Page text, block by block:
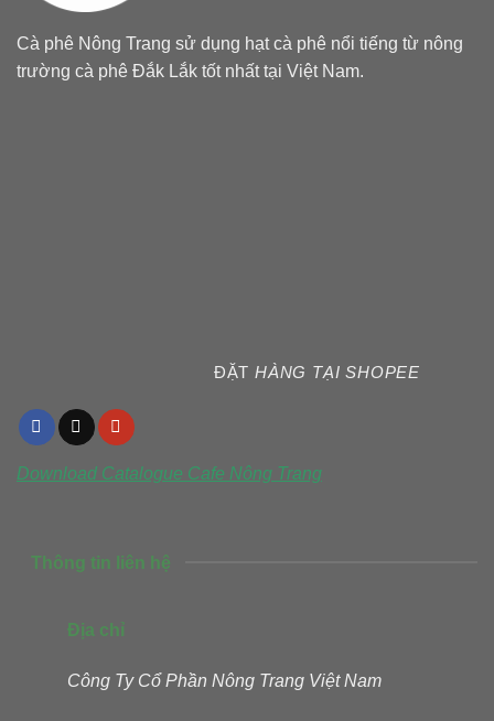
Cà phê Nông Trang sử dụng hạt cà phê nổi tiếng từ nông
trường cà phê Đắk Lắk tốt nhất tại Việt Nam.
ĐẶT HÀNG TẠI SHOPEE
Download Catalogue Cafe Nông Trang
Thông tin liên hệ
Địa chỉ
Công Ty Cổ Phần Nông Trang Việt Nam